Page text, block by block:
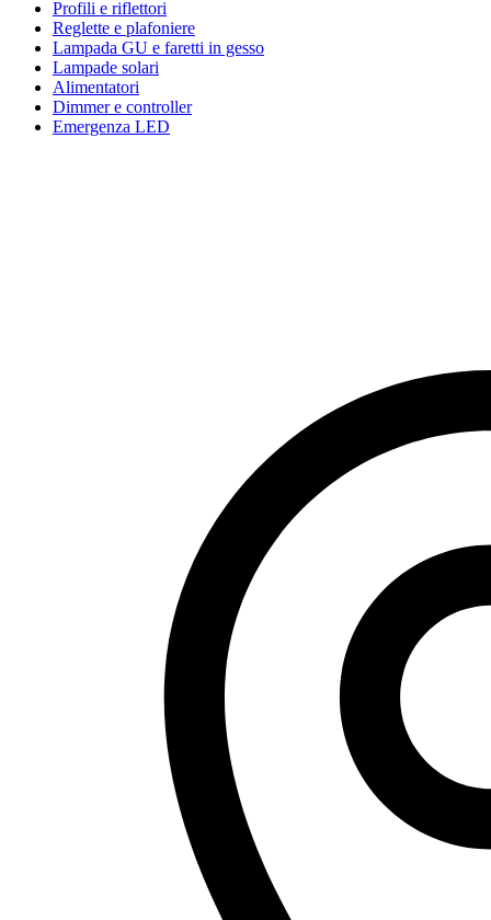
Profili e riflettori
Reglette e plafoniere
Lampada GU e faretti in gesso
Lampade solari
Alimentatori
Dimmer e controller
Emergenza LED